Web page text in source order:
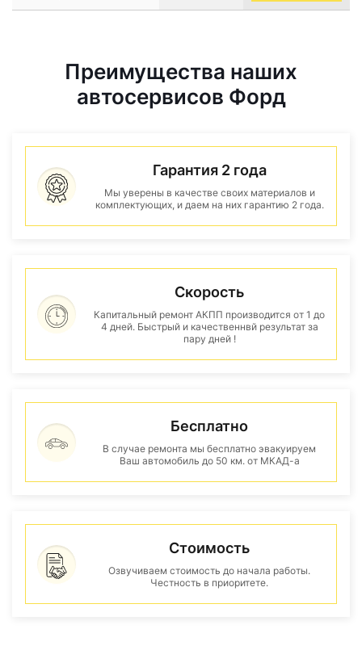
Преимущества наших
автосервисов Форд
Гарантия 2 года
Мы уверены в качестве своих материалов и
комплектующих, и даем на них гарантию 2 года.
Скорость
Капитальный ремонт АКПП производится от 1 до
4 дней. Быстрый и качественнвй результат за
пару дней !
Бесплатно
В случае ремонта мы бесплатно эвакуируем
Ваш автомобиль до 50 км. от МКАД-а
Стоимость
Озвучиваем стоимость до начала работы.
Честность в приоритете.